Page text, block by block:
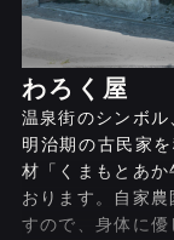
わろく屋
温泉街のシンボル
明治期の古民家
材「くまもとあ
おります。自家
すので、身体に優